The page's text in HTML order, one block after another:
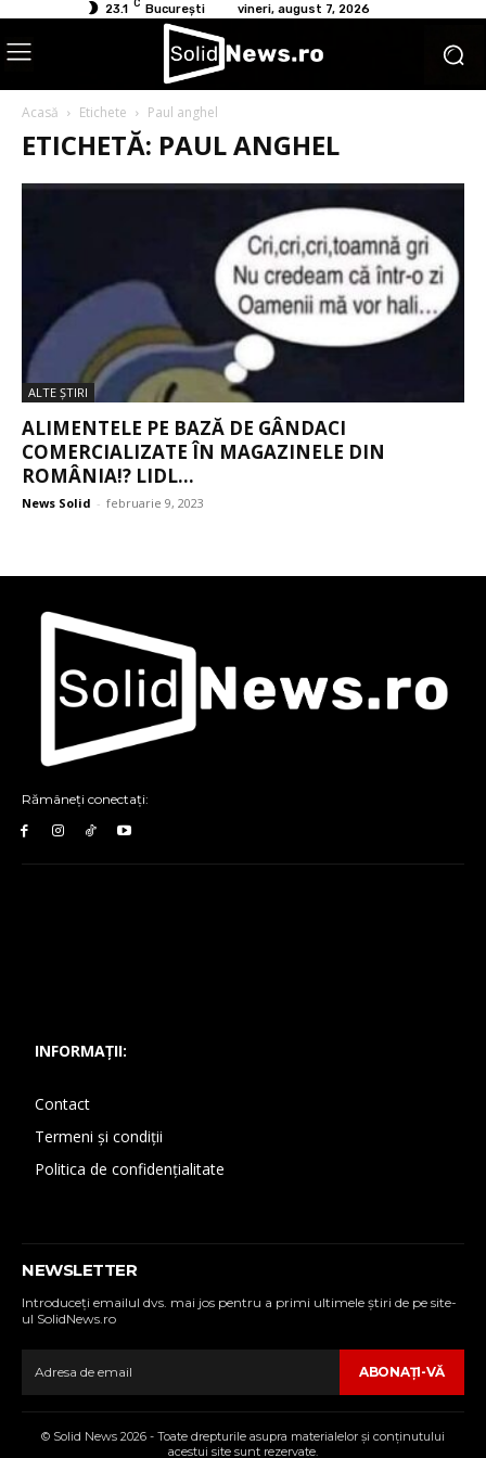
23.1 C București vineri, august 7, 2026
Acasă Etichete Paul anghel
ETICHETĂ: PAUL ANGHEL
ALTE ŞTIRI
ALIMENTELE PE BAZĂ DE GÂNDACI
COMERCIALIZATE ÎN MAGAZINELE DIN
ROMÂNIA!? LIDL...
News Solid - februarie 9, 2023
Rămâneți conectați:
INFORMAȚII:
Contact
Termeni și condiții
Politica de confidențialitate
NEWSLETTER
Introduceţi emailul dvs. mai jos pentru a primi ultimele ştiri de pe site-
ul SolidNews.ro
ABONAŢI-VĂ
© Solid News 2026 - Toate drepturile asupra materialelor şi conţinutului
acestui site sunt rezervate.